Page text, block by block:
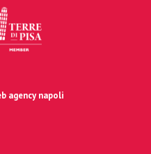
agency napoli